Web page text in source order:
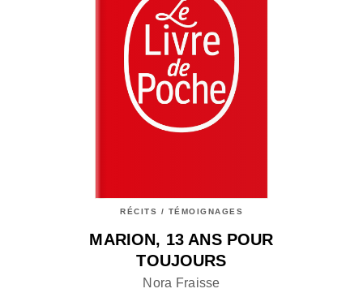
RÉCITS / TÉMOIGNAGES
MARION, 13 ANS POUR
TOUJOURS
Nora Fraisse